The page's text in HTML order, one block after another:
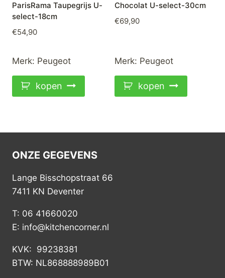
ParisRama Taupegrijs U-
select-18cm
€54,90
Merk: Peugeot
kopen
Chocolat U-select-30cm
€69,90
Merk: Peugeot
kopen
ONZE GEGEVENS
Lange Bisschopstraat 66
7411 KN Deventer
T: 06 41660020
E: info@kitchencorner.nl
KVK: 99238381
BTW: NL868888989B01